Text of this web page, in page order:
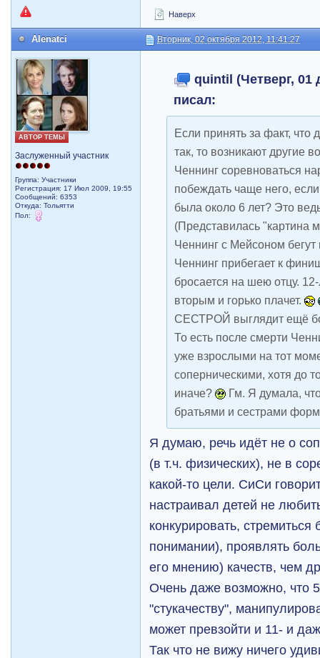
Наверх
Alenatci Вторник, 02 октября 2012, 11:41:27
АВТОР ТЕМЫ
Заслуженный участник
Группа: Участники
Регистрация: 17 Июл 2009, 19:55
Сообщений: 6353
Откуда: Тольятти
Пол:
quintil (Четверг, 01
писал:
Если принять за факт, что
так, то возникают другие
Ченнинг соревноваться
побеждать чаще него,
была около 6 лет? Это
(Представилась "картина
Ченнинг с Мейсоном бегут
Ченнинг прибегает к
бросается на шею отцу.
вторым и горько плачет.
СЕСТРОЙ выглядит ещё
То есть после смерти
уже взрослыми на тот
соперническими, хотя до
иначе?
Гм. Я думала,
братьями и сестрами
Я думаю, речь идёт не о
(в т.ч. физических), не в
какой-то цели. СиСи
настраивал детей не
конкурировать,
понимании), проявлять
его мнению) качеств, чем
Очень даже возможно, что
"стукачеству",
может превзойти и 11- и
Так что не вижу ничего